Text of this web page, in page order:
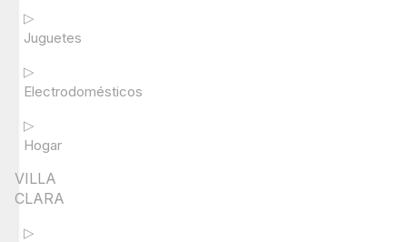
▷
Juguetes
▷
Electrodomésticos
▷
Hogar
VILLA
CLARA
▷